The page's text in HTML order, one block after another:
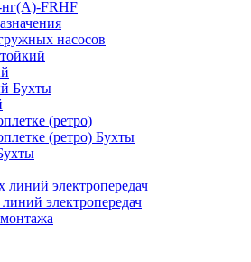
нг(А)-FRHF
насосов
Бухты
(ретро)
(ретро) Бухты
электропередач
электропередач